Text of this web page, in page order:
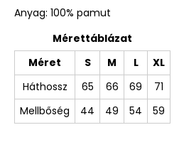
Anyag: 100% pamut
Mérettáblázat
Méret
S M L
XL
Háthossz
65 66 69
71
Mellbőség
44 49 54 59